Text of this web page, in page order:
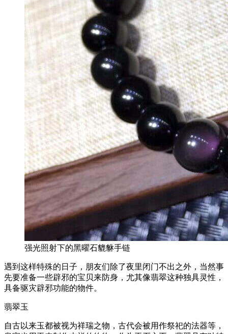
强光照射下的黑曜石貔貅手链
遇到这样特殊的日子，朋友们除了夜里闭门不出之外，当然事
先要准备一些辟邪的宝贝来防身，尤其像翡翠这种独具灵性，
具备驱灾辟邪功能的物件。
翡翠玉
自古以来玉都被视为祥瑞之物，古代会被用作祭祀的法器等，